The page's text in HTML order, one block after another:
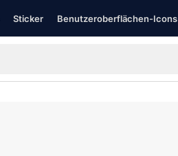
Sticker Benutzeroberflächen-Icons